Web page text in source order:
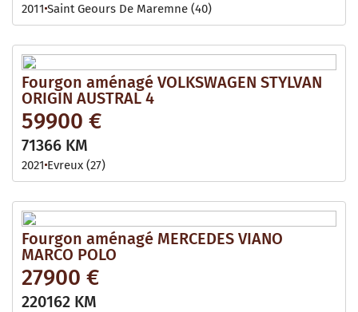
2011 Saint Geours De Maremne (40)
Fourgon aménagé VOLKSWAGEN STYLVAN
ORIGIN AUSTRAL 4
59900 €
71366 KM
2021 Evreux (27)
Fourgon aménagé MERCEDES VIANO
MARCO POLO
27900 €
220162 KM